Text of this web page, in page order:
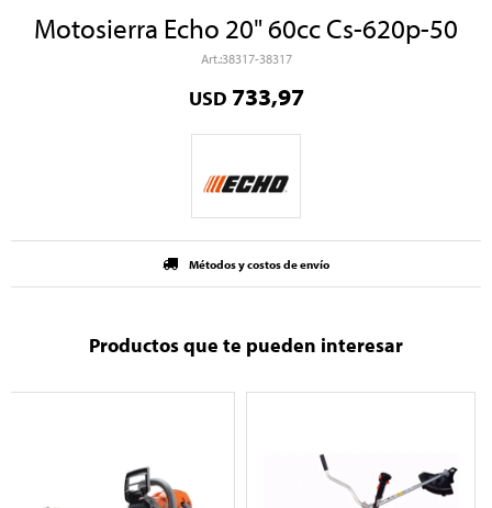
Motosierra Echo 20" 60cc Cs-620p-50
38317-38317
USD 733,97
Métodos y costos de envío
Productos que te pueden interesar